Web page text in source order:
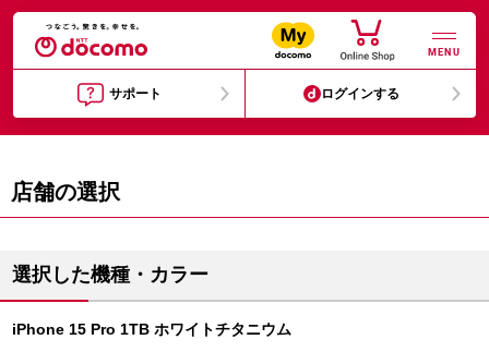
MENU
サポート ログインする
店舗の選択
選択した機種・カラー
iPhone 15 Pro 1TB ホワイトチタニウム